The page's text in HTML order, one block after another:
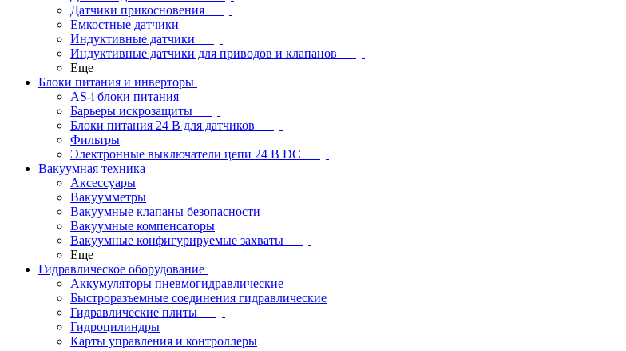
Датчики прикосновения
Емкостные датчики
Индуктивные датчики
Индуктивные датчики для приводов и клапанов
Еще
Блоки питания и инверторы
AS-i блоки питания
Барьеры искрозащиты
Блоки питания 24 В для датчиков
Фильтры
Электронные выключатели цепи 24 В DC
Вакуумная техника
Аксессуары
Вакуумметры
Вакуумные клапаны безопасности
Вакуумные компенсаторы
Вакуумные конфигурируемые захваты
Еще
Гидравлическое оборудование
Аккумуляторы пневмогидравлические
Быстроразъемные соединения гидравлические
Гидравлические плиты
Гидроцилиндры
Карты управления и контроллеры